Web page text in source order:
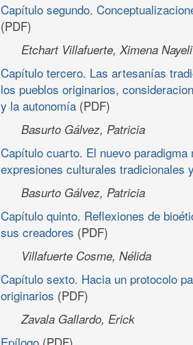
Capítulo segundo.
(PDF)
Etchart Villafuerte, Ximena Nayeli
Capítulo tercero. Las artesanías
los pueblos originarios,
y la autonomía (PDF)
Basurto Gálvez, Patricia
Capítulo cuarto. El nuevo
expresiones culturales tradicionales
Basurto Gálvez, Patricia
Capítulo quinto. Reflexiones de
sus creadores (PDF)
Villafuerte Cosme, Nélida
Capítulo sexto. Hacia un protocolo
originarios (PDF)
Zavala Gallardo, Erick